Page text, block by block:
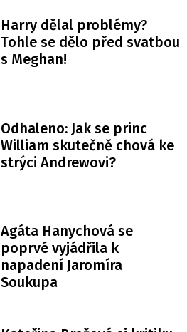
Harry dělal problémy?
Tohle se dělo před svatbou
s Meghan!
Odhaleno: Jak se princ
William skutečně chová ke
strýci Andrewovi?
Agáta Hanychová se
poprvé vyjádřila k
napadení Jaromíra
Soukupa